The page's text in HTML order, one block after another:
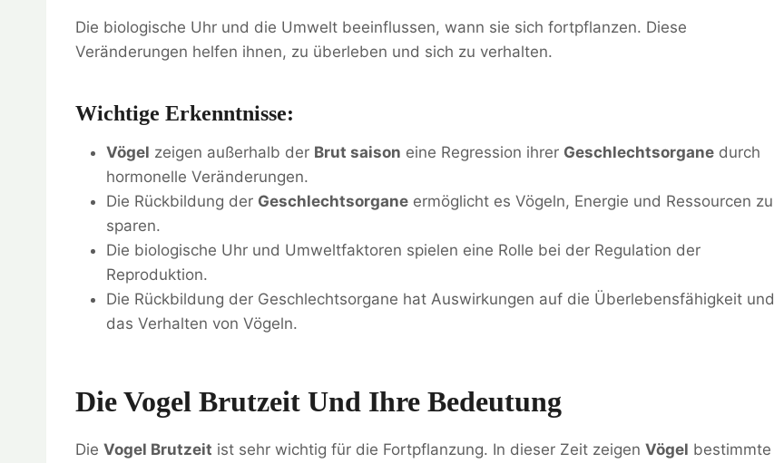
Die biologische Uhr und die Umwelt beeinflussen, wann sie sich fortpflanzen. Diese
Veränderungen helfen ihnen, zu überleben und sich zu verhalten.
Wichtige Erkenntnisse:
Vögel zeigen außerhalb der Brut saison eine Regression ihrer Geschlechtsorgane durch
hormonelle Veränderungen.
Die Rückbildung der Geschlechtsorgane ermöglicht es Vögeln, Energie und Ressourcen zu
sparen.
Die biologische Uhr und Umweltfaktoren spielen eine Rolle bei der Regulation der
Reproduktion.
Die Rückbildung der Geschlechtsorgane hat Auswirkungen auf die Überlebensfähigkeit und
das Verhalten von Vögeln.
Die Vogel Brutzeit Und Ihre Bedeutung
Die Vogel Brutzeit ist sehr wichtig für die Fortpflanzung. In dieser Zeit zeigen Vögel bestimmte